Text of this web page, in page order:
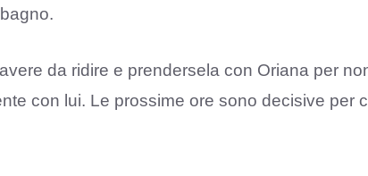
da ridire e prendersela con Oriana per
con lui. Le prossime ore sono decisive per